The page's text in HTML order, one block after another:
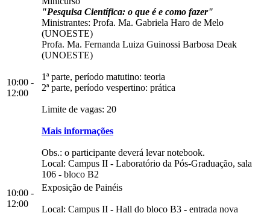
10:00 -
12:00
"Pesquisa Científica: o que é e como fazer"
Ministrantes: Profa. Ma. Gabriela Haro de Melo
(UNOESTE)
Profa. Ma. Fernanda Luiza Guinossi Barbosa Deak
(UNOESTE)
1ª parte, período matutino: teoria
2ª parte, período vespertino: prática
Limite de vagas: 20
Mais informações
Obs.: o participante deverá levar notebook.
Local: Campus II - Laboratório da Pós-Graduação, sala
106 - bloco B2
10:00 -
12:00
Exposição de Painéis
Local: Campus II - Hall do bloco B3 - entrada nova